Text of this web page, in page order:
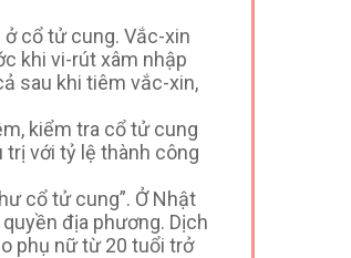
cổ tử cung. Vắc-xin
khi vi-rút xâm nhập
sau khi tiêm vắc-xin,
kiểm tra cổ tử cung
với tỷ lệ thành công
cổ tử cung”. Ở Nhật
địa phương. Dịch
phụ nữ từ 20 tuổi trở